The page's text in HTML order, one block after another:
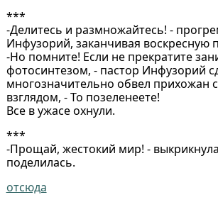
***
-Делитесь и размножайтесь! -
Инфузорий, заканчивая воскресную
-Но помните! Если не прекратите
фотосинтезом, - пастор Инфузорий
многозначительно обвел прихожан
взглядом, - То позеленеете!
Все в ужасе охнули.
***
-Прощай, жестокий мир! -
поделилась.
отсюда